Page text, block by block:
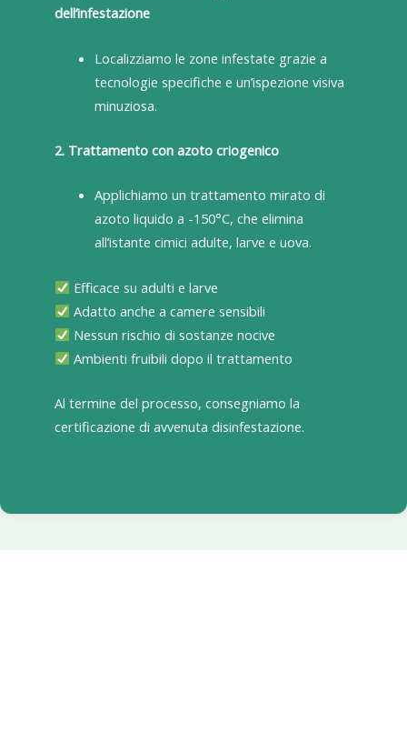
dell’infestazione
Localizziamo le zone infestate grazie a
tecnologie specifiche e un’ispezione visiva
minuziosa.
2. Trattamento con azoto criogenico
Applichiamo un trattamento mirato di
azoto liquido a -150°C, che elimina
all’istante cimici adulte, larve e uova.
Efficace su adulti e larve
Adatto anche a camere sensibili
Nessun rischio di sostanze nocive
Ambienti fruibili dopo il trattamento
Al termine del processo, consegniamo la
certificazione di avvenuta disinfestazione.